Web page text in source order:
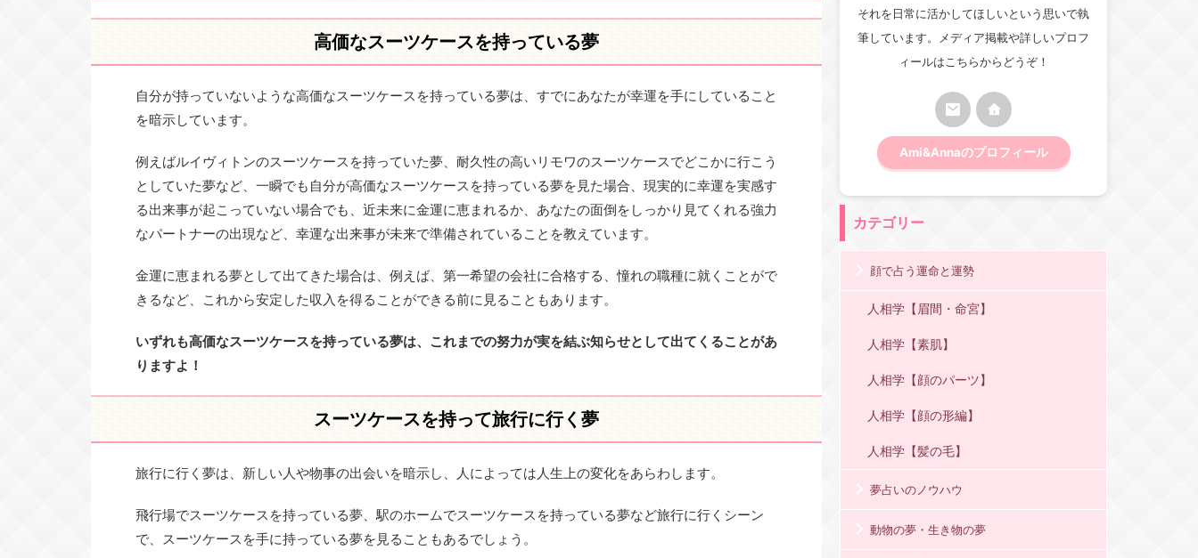
高価なスーツケースを持っている夢
自分が持っていないような高価なスーツケースを持っている夢は、すでにあなたが幸運を手にしていること
を暗示しています。
例えばルイヴィトンのスーツケースを持っていた夢、耐久性の高いリモワのスーツケースでどこかに行こう
としていた夢など、一瞬でも自分が高価なスーツケースを持っている夢を見た場合、現実的に幸運を実感す
る出来事が起こっていない場合でも、近未来に金運に恵まれるか、あなたの面倒をしっかり見てくれる強力
なパートナーの出現など、幸運な出来事が未来で準備されていることを教えています。
金運に恵まれる夢として出てきた場合は、例えば、第一希望の会社に合格する、憧れの職種に就くことがで
きるなど、これから安定した収入を得ることができる前に見ることもあります。
いずれも高価なスーツケースを持っている夢は、これまでの努力が実を結ぶ知らせとして出てくることがあ
りますよ！
スーツケースを持って旅行に行く夢
旅行に行く夢は、新しい人や物事の出会いを暗示し、人によっては人生上の変化をあらわします。
飛行場でスーツケースを持っている夢、駅のホームでスーツケースを持っている夢など旅行に行くシーン
で、スーツケースを手に持っている夢を見ることもあるでしょう。
それを日常に活かしてほしいという思いで執
筆しています。メディア掲載や詳しいプロフ
ィールはこちらからどうぞ！
Ami&Annaのプロフィール
カテゴリー
顔で占う運命と運勢
人相学【眉間・命宮】
人相学【素肌】
人相学【顔のパーツ】
人相学【顔の形編】
人相学【髪の毛】
夢占いのノウハウ
動物の夢・生き物の夢